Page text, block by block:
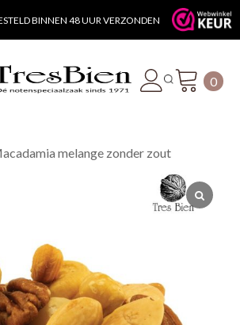
BINNEN 48 UUR VERZONDEN
0
melange zonder zout